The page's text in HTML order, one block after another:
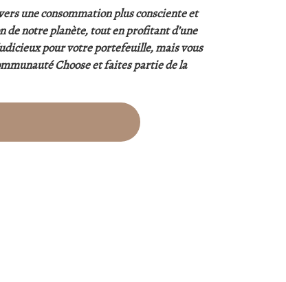
une consommation plus consciente et
de notre planète, tout en profitant d’une
pour votre portefeuille, mais vous
Choose et faites partie de la